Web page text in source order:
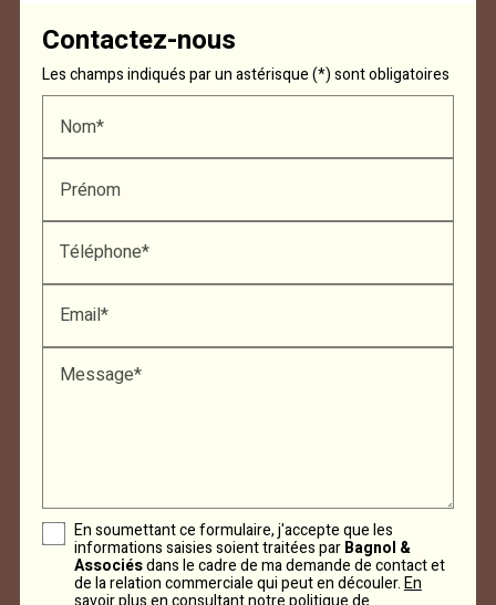
Contactez-nous
Les champs indiqués par un astérisque (*) sont obligatoires
Nom*
Prénom
Téléphone*
Email*
Message*
En soumettant ce formulaire, j'accepte que les
informations saisies soient traitées parBagnol &
Associésdans le cadre de ma demande de contact et
de la relation commerciale qui peut en découler.En